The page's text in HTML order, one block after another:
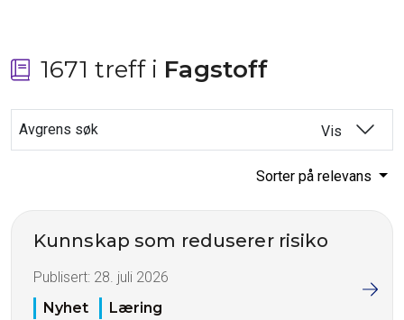
1671 treff i Fagstoff
Avgrens søk Vis
Sorter på relevans
Kunnskap som reduserer risiko
Publisert: 28. juli 2026
Nyhet
Læring